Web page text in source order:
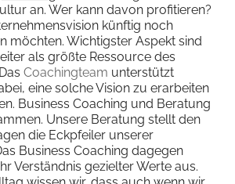
an. Wer kann davon profitieren?
künftig noch
möchten. Wichtigster Aspekt sind
als größte Ressource des
Coachingteam unterstützt
eine solche Vision zu erarbeiten
Business Coaching und Beratung
Unsere Beratung stellt den
die Eckpfeiler unserer
Business Coaching dagegen
Verständnis gezielter Werte aus.